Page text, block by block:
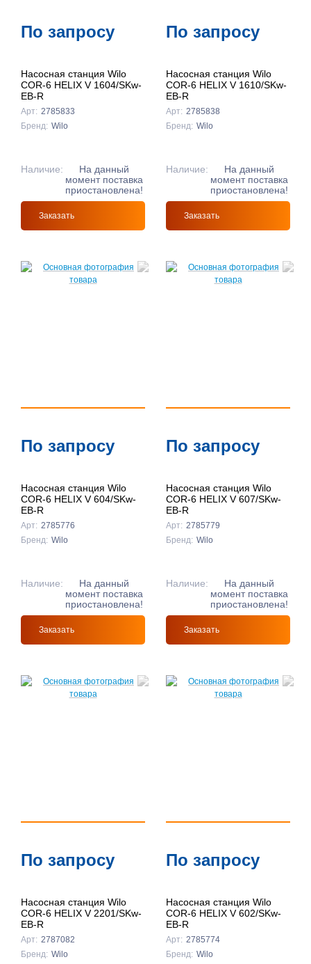
По запросу
Насосная станция Wilo
COR-6 HELIX V 1604/SKw-
EB-R
Арт: 2785833
Бренд: Wilo
Наличие:
На данный
момент поставка
приостановлена!
Заказать
По запросу
Насосная станция Wilo
COR-6 HELIX V 1610/SKw-
EB-R
Арт: 2785838
Бренд: Wilo
Наличие:
На данный
момент поставка
приостановлена!
Заказать
По запросу
Насосная станция Wilo
COR-6 HELIX V 604/SKw-
EB-R
Арт: 2785776
Бренд: Wilo
Наличие:
На данный
момент поставка
приостановлена!
Заказать
По запросу
Насосная станция Wilo
COR-6 HELIX V 607/SKw-
EB-R
Арт: 2785779
Бренд: Wilo
Наличие:
На данный
момент поставка
приостановлена!
Заказать
По запросу
Насосная станция Wilo
COR-6 HELIX V 2201/SKw-
EB-R
Арт: 2787082
Бренд: Wilo
По запросу
Насосная станция Wilo
COR-6 HELIX V 602/SKw-
EB-R
Арт: 2785774
Бренд: Wilo